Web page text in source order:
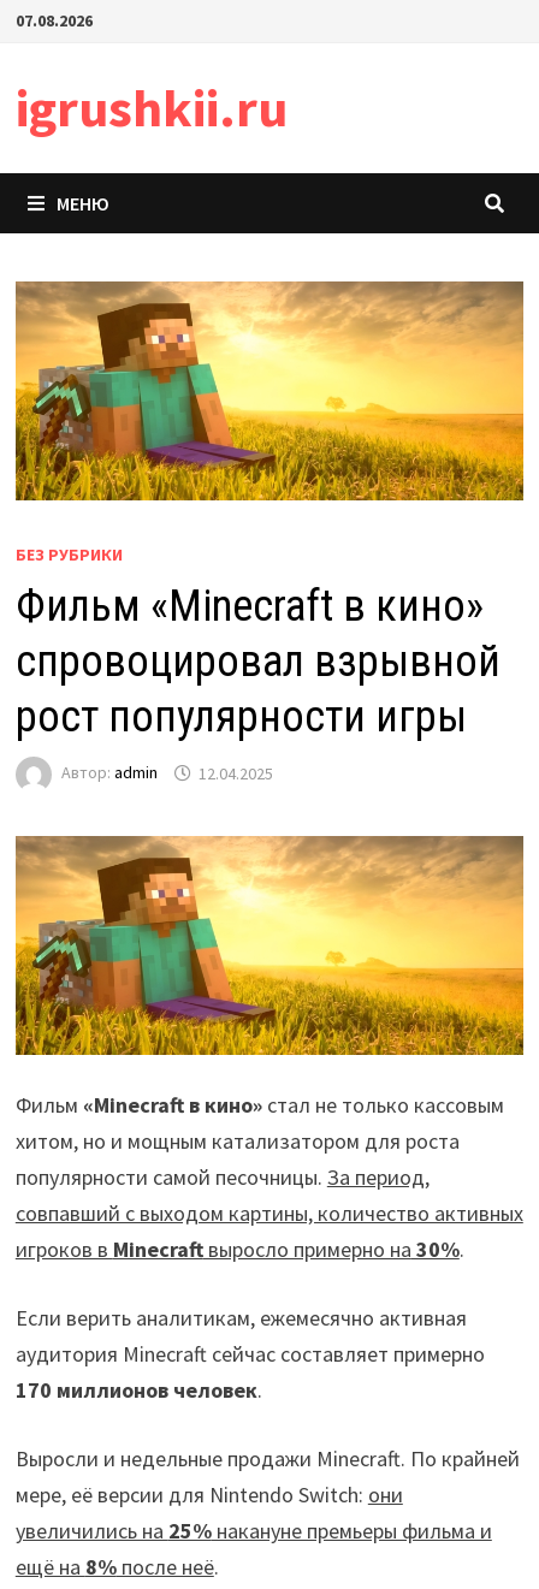
Перейти
07.08.2026
igrushkii.ru
МЕНЮ
БЕЗ РУБРИКИ
Фильм «Minecraft в кино»
спровоцировал взрывной
рост популярности игры
Автор: admin 12.04.2025
Фильм «Minecraft в кино»стал не только кассовым
хитом, но и мощным катализатором для роста
популярности самой песочницы. За период,
совпавший с выходом картины, количество активных
игроков в Minecraftвыросло примерно на 30%.
Если верить аналитикам, ежемесячно активная
аудитория Minecraft сейчас составляет примерно
170 миллионов человек.
Выросли и недельные продажи Minecraft. По крайней
мере, её версии для Nintendo Switch: они
увеличились на 25%накануне премьеры фильма и
ещё на 8%после неё.